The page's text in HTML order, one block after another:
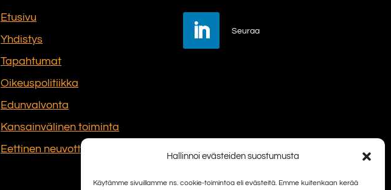
Hallinnoi evästeiden suostumusta
Käytämme sivuillamme ns. cookie-toimintoa eli evästeitä. Emme kuitenkaan kerää
Etusivu
Yhdistys
Tapahtumat
Oikeuspolitiikka
Edunvalvonta
Kansainvälinen toiminta
Eettinen neuvottelukunta
Seuraa